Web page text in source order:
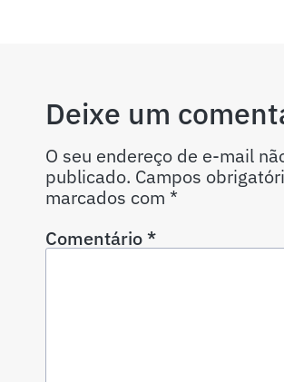
Deixe um
O seu endereço de e-mail
publicado. Campos
marcados com *
Comentário*